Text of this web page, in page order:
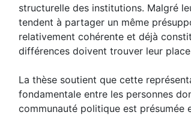
structurelle des institutions. Malgré
tendent à partager un même
relativement cohérente et déjà
différences doivent trouver leur
La thèse soutient que cette
fondamentale entre les personnes
communauté politique est présumée